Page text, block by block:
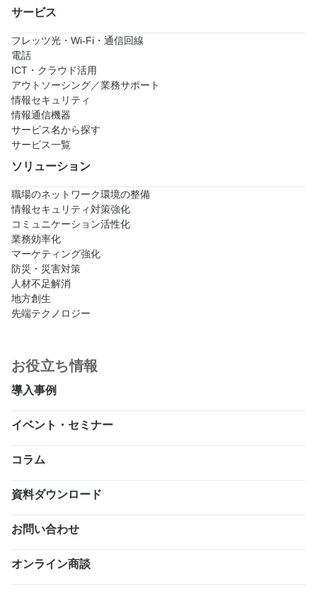
サービス
フレッツ光・Wi-Fi・通信回線
電話
ICT・クラウド活用
アウトソーシング／業務サポート
情報セキュリティ
情報通信機器
サービス名から探す
サービス一覧
ソリューション
職場のネットワーク環境の整備
情報セキュリティ対策強化
コミュニケーション活性化
業務効率化
マーケティング強化
防災・災害対策
人材不足解消
地方創生
先端テクノロジー
お役立ち情報
導入事例
イベント・セミナー
コラム
資料ダウンロード
お問い合わせ
オンライン商談